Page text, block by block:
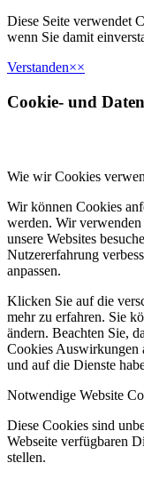
Diese Seite verwendet
wenn Sie damit
Verstanden××
Cookie- und
Wie wir Cookies
Wir können Cookies
werden. Wir
unsere Websites
Nutzererfahrung
anpassen.
Klicken Sie auf die
mehr zu erfahren. Sie
ändern. Beachten Sie,
Cookies Auswirkungen
und auf die Dienste
Notwendige Website
Diese Cookies sind
Webseite verfügbaren
stellen.